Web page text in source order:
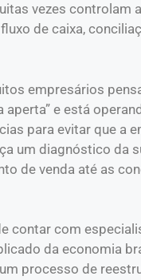
vezes controlam
de caixa,
empresários
e está
para evitar que a
um diagnóstico da
de venda até as
contar com
da economia
processo de